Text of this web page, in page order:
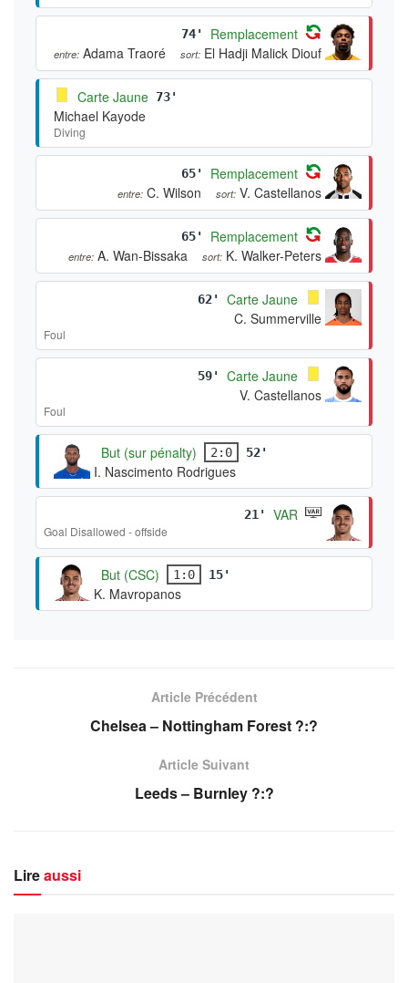
74' Remplacement
entre: Adama Traoré sort: El Hadji Malick Diouf
Carte Jaune 73'
Michael Kayode
Diving
65' Remplacement
entre: C. Wilson sort: V. Castellanos
65' Remplacement
entre: A. Wan-Bissaka sort: K. Walker-Peters
62'
Carte Jaune
C. Summerville
Foul
59'
Carte Jaune
V. Castellanos
Foul
But (sur pénalty) 2:0 52'
I. Nascimento Rodrigues
21' VAR
Goal Disallowed - offside
But (CSC) 1:0 15'
K. Mavropanos
Article Précédent
Chelsea – Nottingham Forest ?:?
Article Suivant
Leeds – Burnley ?:?
Lireaussi